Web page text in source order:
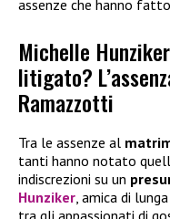
assenze che hanno
Michelle
litigato?
Ramazzotti
Tra le assenze al
tanti hanno notato
indiscrezioni su un
Hunziker , amica di
tra gli appassionati di